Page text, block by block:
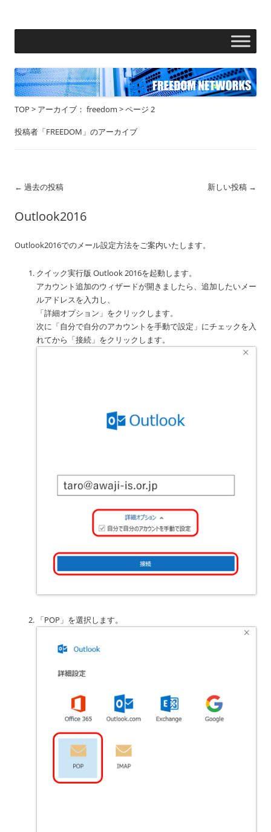
コ
ン
へ
ス
キ
ッ
TOP > アーカイブ： freedom >ページ 2
投稿者「FREEDOM 」のアーカイブ
投
ナ
ゲ
← 過去の投稿 新しい投稿 →
Outlook2016
Outlook2016でのメール設定方法をご案内いたします。
クイック実行版 Outlook 2016を起動します。
アカウント追加のウィザードが開きましたら、追加したいメー
ルアドレスを入力し、
「詳細オプション」をクリックします。
次に「自分で自分のアカウントを手動で設定」にチェックを入
れてから「接続」をクリックします。
「POP」を選択します。